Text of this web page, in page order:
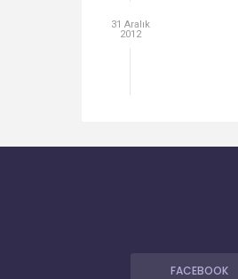
31 Aralık
2012
FACEBOOK